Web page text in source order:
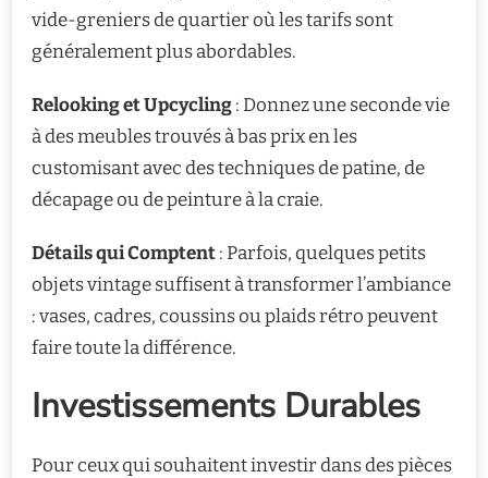
vide-greniers de quartier où les tarifs sont
généralement plus abordables.
Relooking et Upcycling: Donnez une seconde vie
à des meubles trouvés à bas prix en les
customisant avec des techniques de patine, de
décapage ou de peinture à la craie.
Détails qui Comptent: Parfois, quelques petits
objets vintage suffisent à transformer l’ambiance
: vases, cadres, coussins ou plaids rétro peuvent
faire toute la différence.
Investissements Durables
Pour ceux qui souhaitent investir dans des pièces